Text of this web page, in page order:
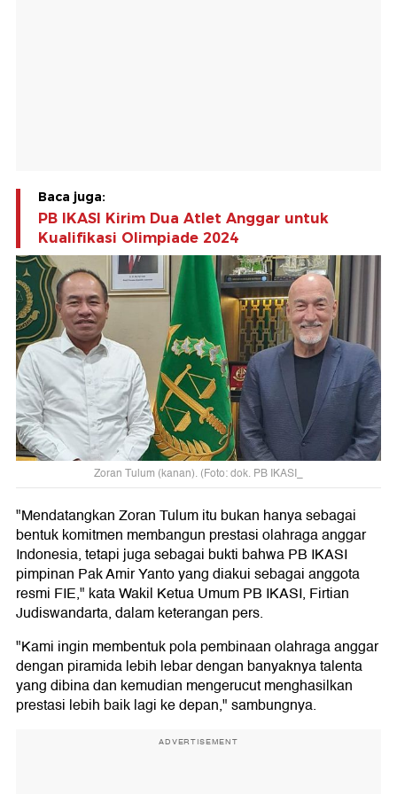
Baca juga:
PB IKASI Kirim Dua Atlet Anggar untuk
Kualifikasi Olimpiade 2024
Zoran Tulum (kanan). (Foto: dok. PB IKASI_
"Mendatangkan Zoran Tulum itu bukan hanya sebagai
bentuk komitmen membangun prestasi olahraga anggar
Indonesia, tetapi juga sebagai bukti bahwa PB IKASI
pimpinan Pak Amir Yanto yang diakui sebagai anggota
resmi FIE," kata Wakil Ketua Umum PB IKASI, Firtian
Judiswandarta, dalam keterangan pers.
"Kami ingin membentuk pola pembinaan olahraga anggar
dengan piramida lebih lebar dengan banyaknya talenta
yang dibina dan kemudian mengerucut menghasilkan
prestasi lebih baik lagi ke depan," sambungnya.
ADVERTISEMENT